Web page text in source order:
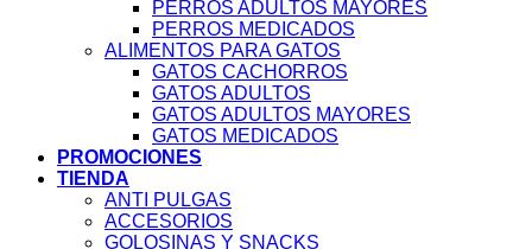
PERROS ADULTOS MAYORES
PERROS MEDICADOS
ALIMENTOS PARA GATOS
GATOS CACHORROS
GATOS ADULTOS
GATOS ADULTOS MAYORES
GATOS MEDICADOS
PROMOCIONES
TIENDA
ANTI PULGAS
ACCESORIOS
GOLOSINAS Y SNACKS